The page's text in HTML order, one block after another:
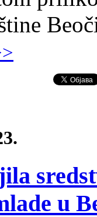
u